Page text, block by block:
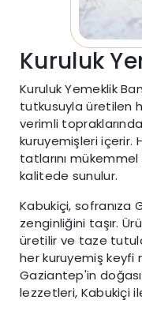
Kuruluk
Kuruluk Yemeklik
tutkusuyla üretilen
verimli
kuruyemişleri içerir.
tatlarını
kalitede sunulur.
Kabukiçi, sofranıza
zenginliğini taşır.
üretilir ve taze
her kuruyemiş keyfi
Gaziantep'in
lezzetleri, Kabukiçi